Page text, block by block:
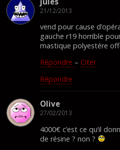
21/12/2013
vend pour cause
gauche r19 horrible
mastique polyestére
Répondre – Citer
Répondre
Olive
27/02/2013
4000€ c’est ce qu’il
de résine ? non ?